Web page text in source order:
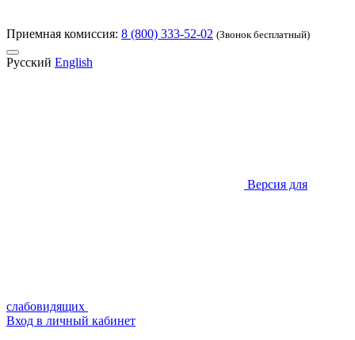
Приемная комиссия: 8 (800) 333-52-02 (Звонок бесплатный)
Русский English
Версия для
слабовидящих
Вход в личный кабинет